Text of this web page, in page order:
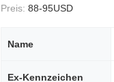
Preis: 88-95USD
Name
Ex-Kennzeichen